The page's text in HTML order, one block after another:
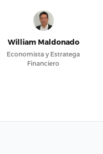
William Maldonado
Economista y Estratega
Financiero